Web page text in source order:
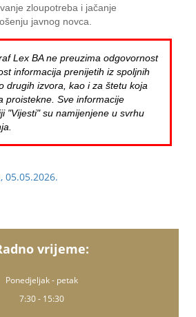
zloupotreba i jačanje
javnog novca.
Lex BA ne preuzima odgovornost
informacija prenijetih iz spoljnih
drugih izvora, kao i za štetu koja
proistekne. Sve informacije
"Vijesti" su namijenjene u svrhu
05.05.2026.
vrijeme:
Ponedjeljak - petak
7:30 - 15:30